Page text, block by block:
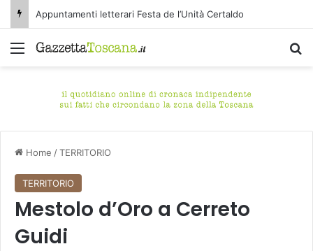
Appuntamenti letterari Festa de l’Unità Certaldo
Menu
Home /TERRITORIO
TERRITORIO
Mestolo d’Oro a Cerreto
Guidi